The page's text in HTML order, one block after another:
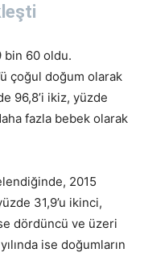
bin 60 oldu.
çoğul doğum olarak
96,8’i ikiz, yüzde
fazla bebek olarak
2015
31,9’u ikinci,
dördüncü ve üzeri
ise doğumların